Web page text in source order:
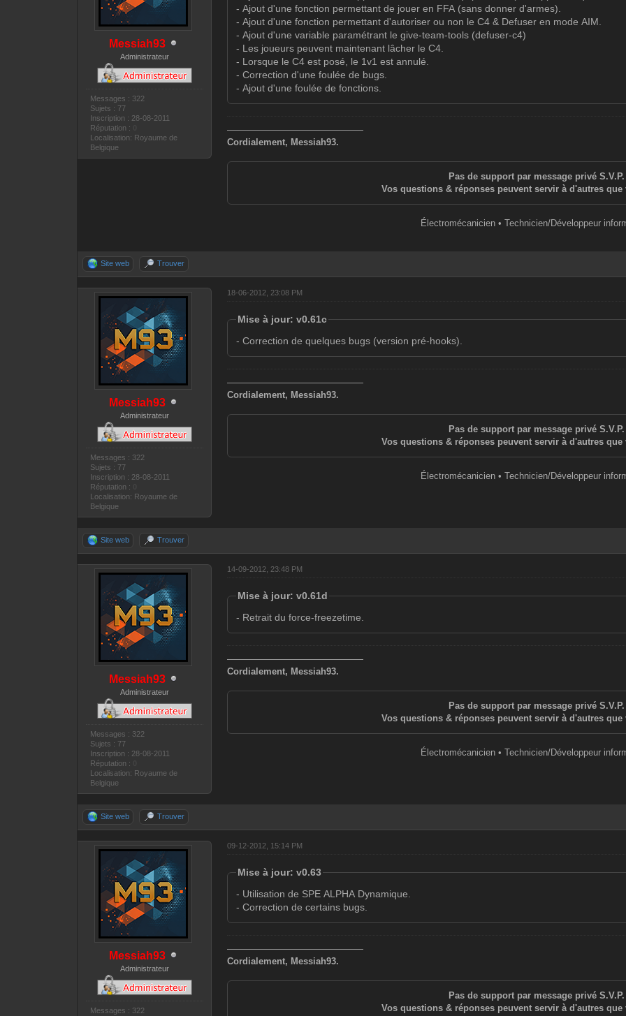
Messiah93
Administrateur
Messages : 322
Sujets : 77
Inscription : 28-08-2011
Réputation :
Localisation: Royaume de
Belgique
- Ajout d'une fonction permettant de jouer en FFA (sans donner d'armes).
- Ajout d'une fonction permettant d'autoriser ou non le C4 & Defuser en mode AIM.
- Ajout d'une variable paramétrant le give-team-tools (defuser-c4)
- Les joueurs peuvent maintenant lâcher le C4.
- Lorsque le C4 est posé, le 1v1 est annulé.
- Correction d'une foulée de bugs.
- Ajout d'une foulée de fonctions.
———————————————
Cordialement, Messiah93.
Pas de support par message privé S.V.P.
Vos questions & réponses peuvent servir à d'autres que
Électromécanicien • Technicien/Développeur
Site web Trouver
Messiah93
Administrateur
Messages : 322
Sujets : 77
Inscription : 28-08-2011
Réputation :
Localisation: Royaume de
Belgique
18-06-2012, 23:08 PM
Mise à jour: v0.61c
- Correction de quelques bugs (version pré-hooks).
———————————————
Cordialement, Messiah93.
Pas de support par message privé S.V.P.
Vos questions & réponses peuvent servir à d'autres que
Électromécanicien • Technicien/Développeur
Site web Trouver
Messiah93
Administrateur
Messages : 322
Sujets : 77
Inscription : 28-08-2011
Réputation :
Localisation: Royaume de
Belgique
14-09-2012, 23:48 PM
Mise à jour: v0.61d
- Retrait du force-freezetime.
———————————————
Cordialement, Messiah93.
Pas de support par message privé S.V.P.
Vos questions & réponses peuvent servir à d'autres que
Électromécanicien • Technicien/Développeur
Site web Trouver
Messiah93
Administrateur
Messages : 322
09-12-2012, 15:14 PM
Mise à jour: v0.63
- Utilisation de SPE ALPHA Dynamique.
- Correction de certains bugs.
———————————————
Cordialement, Messiah93.
Pas de support par message privé S.V.P.
Vos questions & réponses peuvent servir à d'autres que